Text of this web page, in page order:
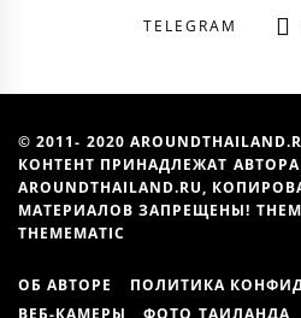
TELEGRAM
© 2011- 2020
КОНТЕНТ ПРИНАДЛЕЖАТ
AROUNDTHAILAND.RU,
МАТЕРИАЛОВ ЗАПРЕЩЕНЫ!
THEMEMATIC
ОБ АВТОРЕ
ПОЛИТИКА